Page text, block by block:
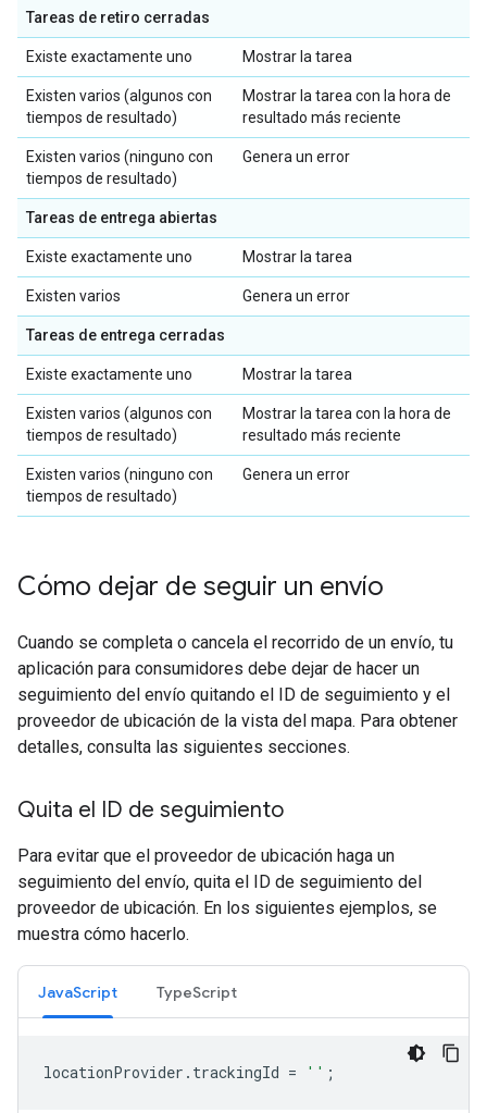
Tareas de retiro cerradas
Existe exactamente uno Mostrar la tarea
Existen varios (algunos con
tiempos de resultado)
Mostrar la tarea con la hora de
resultado más reciente
Existen varios (ninguno con
tiempos de resultado)
Genera un error
Tareas de entrega abiertas
Existe exactamente uno Mostrar la tarea
Existen varios Genera un error
Tareas de entrega cerradas
Existe exactamente uno Mostrar la tarea
Existen varios (algunos con
tiempos de resultado)
Mostrar la tarea con la hora de
resultado más reciente
Existen varios (ninguno con
tiempos de resultado)
Genera un error
Cómo dejar de seguir un envío
Cuando se completa o cancela el recorrido de un envío, tu
aplicación para consumidores debe dejar de hacer un
seguimiento del envío quitando el ID de seguimiento y el
proveedor de ubicación de la vista del mapa. Para obtener
detalles, consulta las siguientes secciones.
Quita el ID de seguimiento
Para evitar que el proveedor de ubicación haga un
seguimiento del envío, quita el ID de seguimiento del
proveedor de ubicación. En los siguientes ejemplos, se
muestra cómo hacerlo.
JavaScript TypeScript
locationProvider . trackingId = '' ;